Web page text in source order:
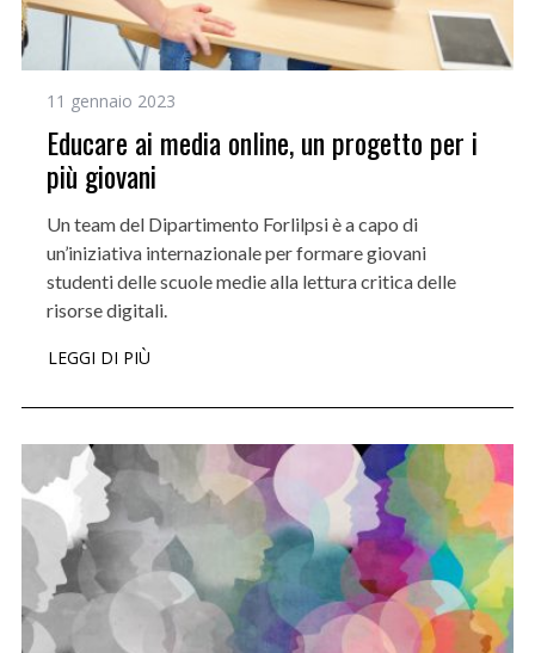
11 gennaio 2023
Educare ai media online, un progetto per i
più giovani
Un team del Dipartimento Forlilpsi è a capo di
un’iniziativa internazionale per formare giovani
studenti delle scuole medie alla lettura critica delle
risorse digitali.
LEGGI DI PIÙ